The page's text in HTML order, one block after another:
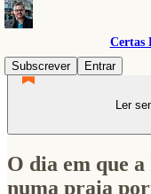
Certas
Subscrever
Entrar
Ler
O dia em que
numa praia